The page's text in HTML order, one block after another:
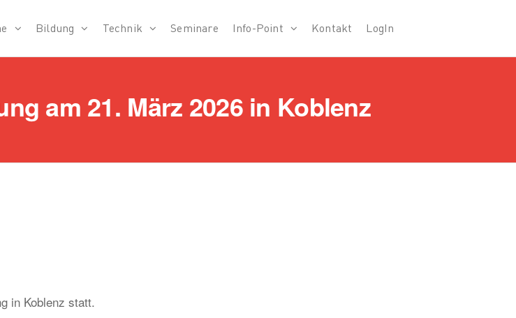
Bildung Technik Seminare Info-Point Kontakt LogIn
am 21. März 2026 in Koblenz
in Koblenz statt.